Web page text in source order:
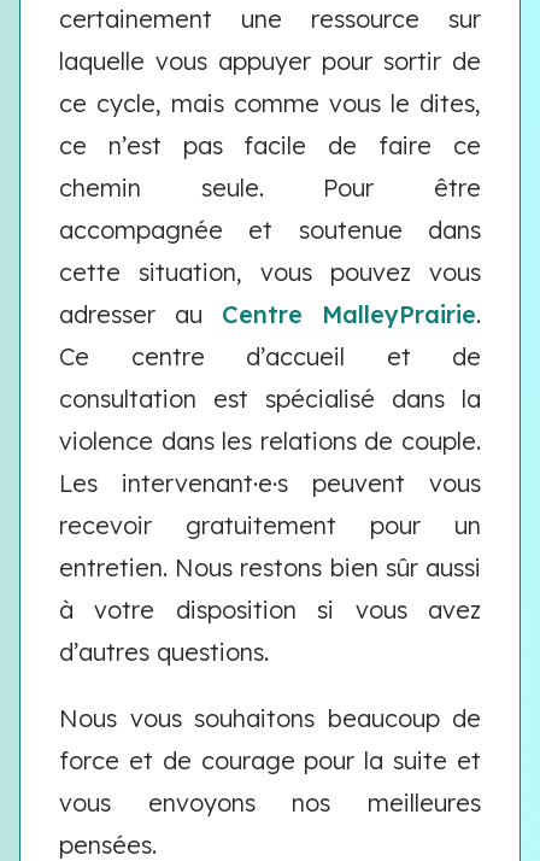
certainement une ressource sur
laquelle vous appuyer pour sortir de
ce cycle, mais comme vous le dites,
ce n’est pas facile de faire ce
chemin seule. Pour être
accompagnée et soutenue dans
cette situation, vous pouvez vous
adresser au Centre MalleyPrairie.
Ce centre d’accueil et de
consultation est spécialisé dans la
violence dans les relations de couple.
Les intervenant·e·s peuvent vous
recevoir gratuitement pour un
entretien. Nous restons bien sûr aussi
à votre disposition si vous avez
d’autres questions.
Nous vous souhaitons beaucoup de
force et de courage pour la suite et
vous envoyons nos meilleures
pensées.